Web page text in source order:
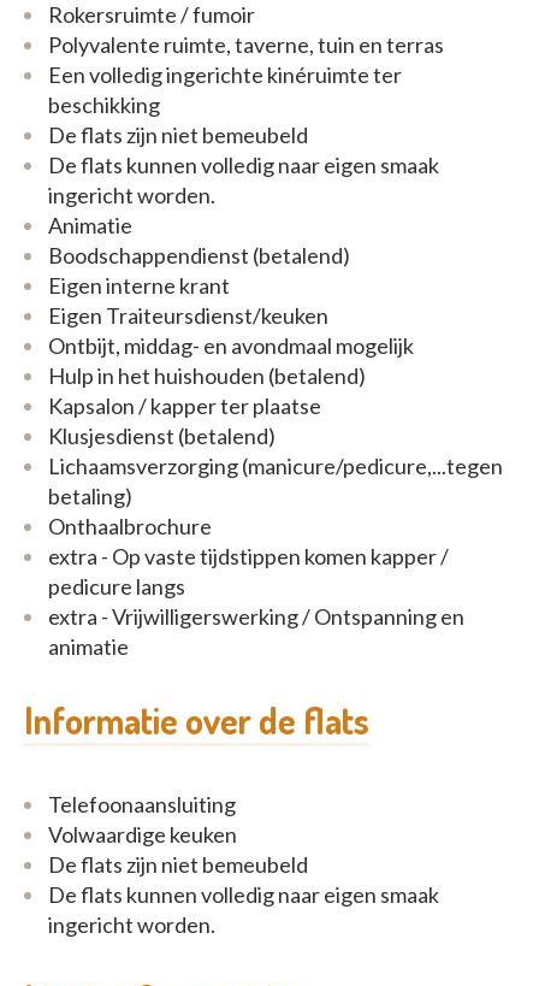
Rokersruimte / fumoir
Polyvalente ruimte, taverne, tuin en terras
Een volledig ingerichte kinéruimte ter
beschikking
De flats zijn niet bemeubeld
De flats kunnen volledig naar eigen smaak
ingericht worden.
Animatie
Boodschappendienst (betalend)
Eigen interne krant
Eigen Traiteursdienst/keuken
Ontbijt, middag- en avondmaal mogelijk
Hulp in het huishouden (betalend)
Kapsalon / kapper ter plaatse
Klusjesdienst (betalend)
Lichaamsverzorging (manicure/pedicure,...tegen
betaling)
Onthaalbrochure
extra - Op vaste tijdstippen komen kapper /
pedicure langs
extra - Vrijwilligerswerking / Ontspanning en
animatie
Informatie over de flats
Telefoonaansluiting
Volwaardige keuken
De flats zijn niet bemeubeld
De flats kunnen volledig naar eigen smaak
ingericht worden.